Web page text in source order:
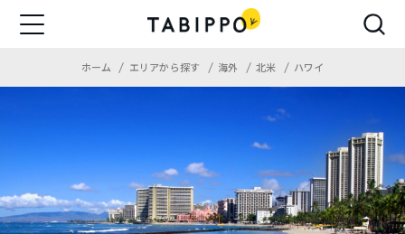
ホーム エリアから探す 海外 北米 ハワイ